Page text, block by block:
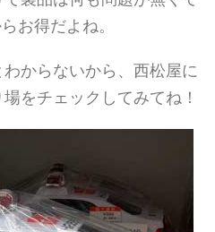
お得だよね。
からないから、西松屋に
をチェックしてみてね！